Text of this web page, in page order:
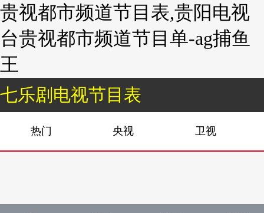
贵视都市频道节目表,贵阳电视
台贵视都市频道节目单-ag捕鱼
王
七乐剧电视节目表
热门 央视 卫视